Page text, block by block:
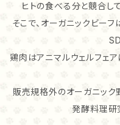
ヒトの食べる分と競合し
そこで、オーガニックビー
鶏肉はアニマルウェルフェ
販売規格外のオーガニック
発酵料理研